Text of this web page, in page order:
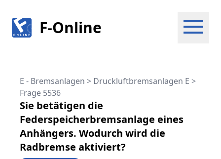
F-Online
E - Bremsanlagen > Druckluftbremsanlagen E >
Frage 5536
Sie betätigen die
Federspeicherbremsanlage eines
Anhängers. Wodurch wird die
Radbremse aktiviert?